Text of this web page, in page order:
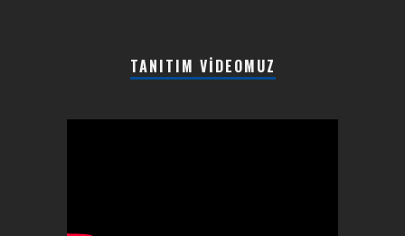
TANITIM VIDEOMUZ